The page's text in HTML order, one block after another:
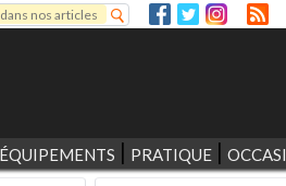
de recherche
ÉQUIPEMENTS PRATIQUE